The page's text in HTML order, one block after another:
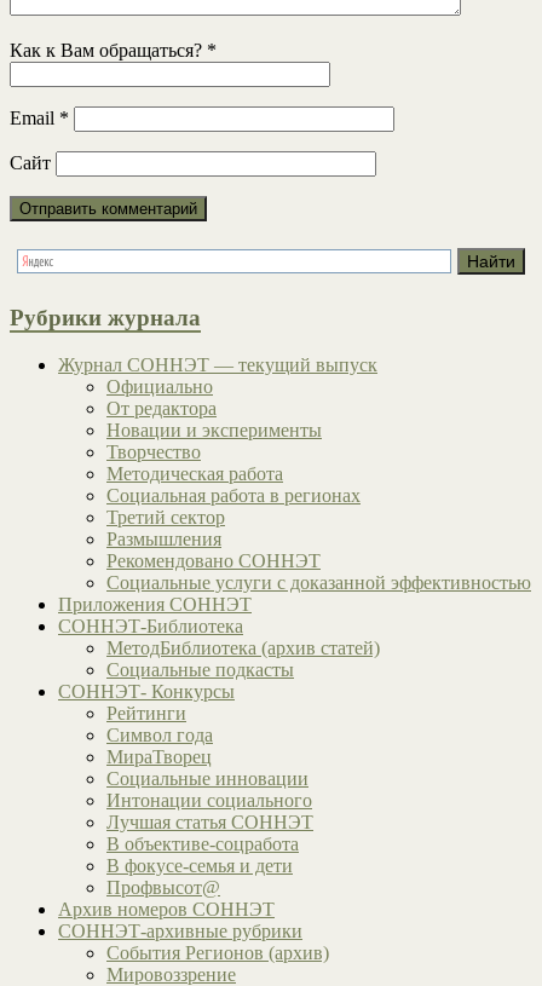
Как к Вам обращаться? *
Email *
Сайт
Рубрики журнала
Журнал СОННЭТ — текущий выпуск
Официально
От редактора
Новации и эксперименты
Творчество
Методическая работа
Социальная работа в регионах
Третий сектор
Размышления
Рекомендовано СОННЭТ
Социальные услуги с доказанной эффективностью
Приложения СОННЭТ
СОННЭТ-Библиотека
МетодБиблиотека (архив статей)
Социальные подкасты
СОННЭТ- Конкурсы
Рейтинги
Символ года
МираТворец
Социальные инновации
Интонации социального
Лучшая статья СОННЭТ
В объективе-соцработа
В фокусе-семья и дети
Профвысот@
Архив номеров СОННЭТ
СОННЭТ-архивные рубрики
События Регионов (архив)
Мировоззрение